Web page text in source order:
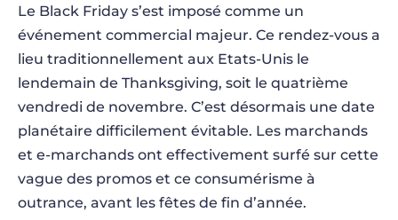
Le Black Friday s’est imposé comme un
événement commercial majeur. Ce rendez-vous a
lieu traditionnellement aux Etats-Unis le
lendemain de Thanksgiving, soit le quatrième
vendredi de novembre. C’est désormais une date
planétaire difficilement évitable. Les marchands
et e-marchands ont effectivement surfé sur cette
vague des promos et ce consumérisme à
outrance, avant les fêtes de fin d’année.